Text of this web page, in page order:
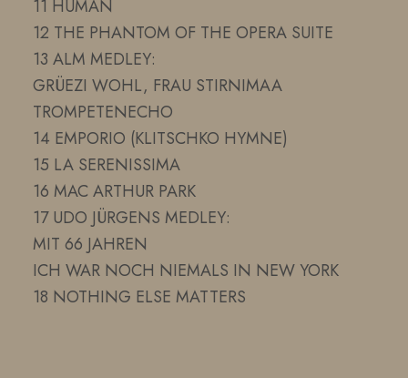
11 HUMAN
12 THE PHANTOM OF THE OPERA SUITE
13 ALM MEDLEY:
GRÜEZI WOHL, FRAU STIRNIMAA
TROMPETENECHO
14 EMPORIO (KLITSCHKO HYMNE)
15 LA SERENISSIMA
16 MAC ARTHUR PARK
17 UDO JÜRGENS MEDLEY:
MIT 66 JAHREN
ICH WAR NOCH NIEMALS IN NEW YORK
18 NOTHING ELSE MATTERS